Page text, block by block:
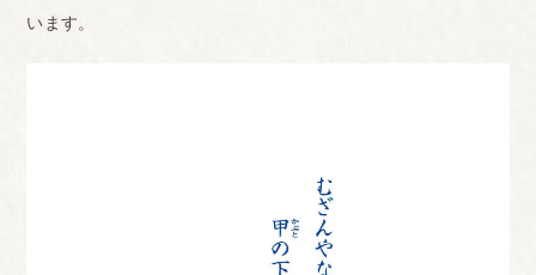
います。